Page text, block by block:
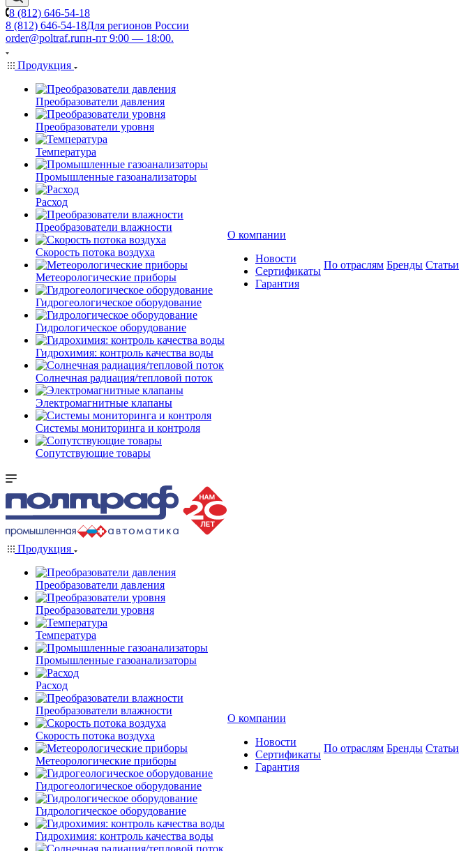
8 (812) 646-54-18
8 (812) 646-54-18Для регионов России
order@poltraf.ruпн-пт 9:00 — 18:00.
Продукция
Преобразователи давления
Преобразователи уровня
Температура
Промышленные газоанализаторы
Расход
Преобразователи влажности
Скорость потока воздуха
Метеорологические приборы
Гидрогеологическое оборудование
Гидрологическое оборудование
Гидрохимия: контроль качества воды
Солнечная радиация/тепловой поток
Электромагнитные клапаны
Системы мониторинга и контроля
Сопутствующие товары
О компании
Новости
Сертификаты
Гарантия
По отраслям Бренды Статьи
Продукция
Преобразователи давления
Преобразователи уровня
Температура
Промышленные газоанализаторы
Расход
Преобразователи влажности
Скорость потока воздуха
Метеорологические приборы
Гидрогеологическое оборудование
Гидрологическое оборудование
Гидрохимия: контроль качества воды
О компании
Новости
Сертификаты
Гарантия
По отраслям Бренды Статьи